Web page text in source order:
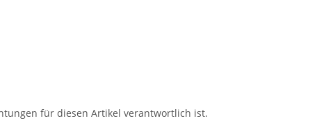
für diesen Artikel verantwortlich ist.